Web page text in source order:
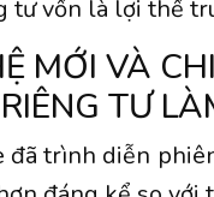
tư vốn là lợi thế
MỚI VÀ
RIÊNG TƯ
trình diễn